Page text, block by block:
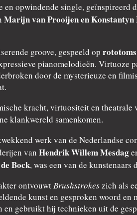
en opwindende single, geïnspireerd
Marijn van Prooijen en Konstantyn
groove, gespeeld op
pianomelodieën. Virtuoze
door de mysterieuze en
kracht, virtuositeit en theatrale
klankwereld samenkomen.
werk van de Nederlandse
van Hendrik Willem Mesdag
Bock, was een van de kunstenaars
ontvouwtBrushstrokeszich als
kunst en gesproken woord
gebruikt hij technieken uit de